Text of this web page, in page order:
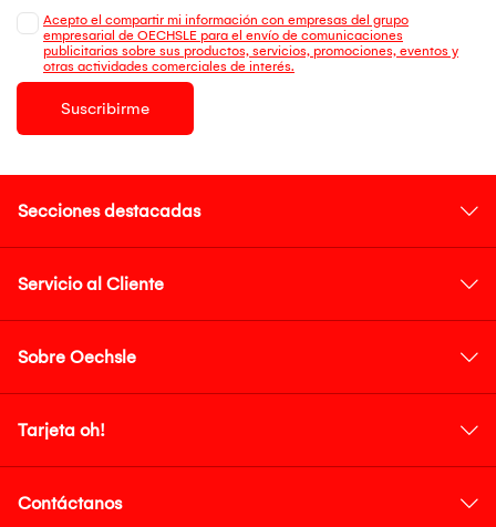
Acepto el compartir mi información con empresas del grupo
empresarial de OECHSLE para el envío de comunicaciones
publicitarias sobre sus productos, servicios, promociones, eventos y
otras actividades comerciales de interés.
Suscribirme
Secciones destacadas
Servicio al Cliente
Sobre Oechsle
Tarjeta oh!
Contáctanos